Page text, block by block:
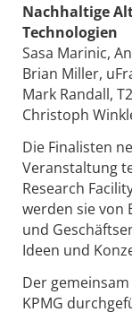
Nachhaltige
Technologien
Sasa Marinic,
Brian Miller,
Mark Randall,
Christoph
Die Finalisten
Veranstaltung
Research
werden sie von
und
Ideen und
Der
KPMG